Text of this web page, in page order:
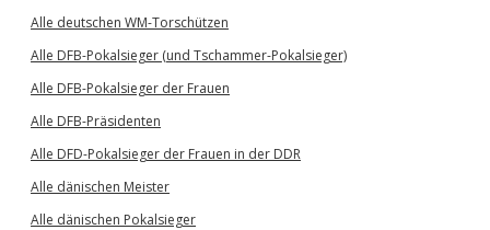
Alle deutschen WM-Torschützen
Alle DFB-Pokalsieger (und Tschammer-Pokalsieger)
Alle DFB-Pokalsieger der Frauen
Alle DFB-Präsidenten
Alle DFD-Pokalsieger der Frauen in der DDR
Alle dänischen Meister
Alle dänischen Pokalsieger